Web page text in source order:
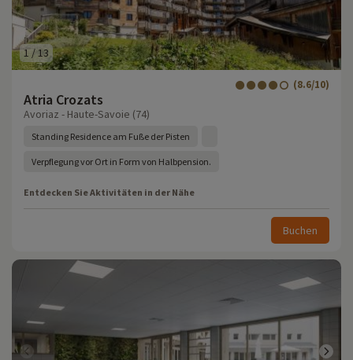
1/13
Atria Crozats
(8.6/10)
Avoriaz - Haute-Savoie (74)
Standing Residence am Fuße der Pisten
Verpflegung vor Ort in Form von Halbpension.
Entdecken Sie Aktivitäten in der Nähe
Buchen